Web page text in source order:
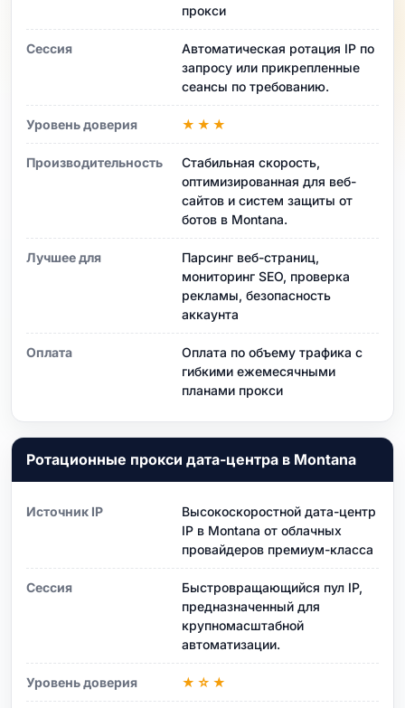
прокси
Сессия
Автоматическая ротация IP по
запросу или прикрепленные
сеансы по требованию.
Уровень доверия ★★★
Производительность
Стабильная скорость,
оптимизированная для веб-
сайтов и систем защиты от
ботов в Montana.
Лучшее для
Парсинг веб-страниц,
мониторинг SEO, проверка
рекламы, безопасность
аккаунта
Оплата
Оплата по объему трафика с
гибкими ежемесячными
планами прокси
Ротационные прокси дата-центра в Montana
Источник IP
Высокоскоростной дата-центр
IP в Montana от облачных
провайдеров премиум-класса
Сессия
Быстровращающийся пул IP,
предназначенный для
крупномасштабной
автоматизации.
Уровень доверия ★☆★